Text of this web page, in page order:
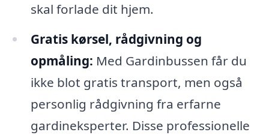
skal forlade dit hjem.
Gratis kørsel, rådgivning og
opmåling: Med Gardinbussen får du
ikke blot gratis transport, men også
personlig rådgivning fra erfarne
gardineksperter. Disse professionelle